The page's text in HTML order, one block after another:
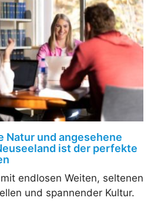
Natur und angesehene
ist der perfekte
endlosen Weiten, seltenen
und spannender Kultur.